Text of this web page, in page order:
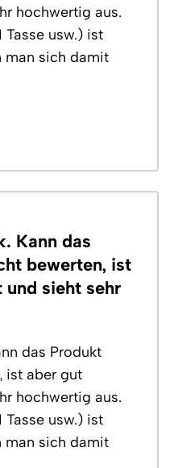
hochwertig aus.
Tasse usw.) ist
man sich damit
Kann das
bewerten, ist
sieht sehr
das Produkt
ist aber gut
hochwertig aus.
Tasse usw.) ist
man sich damit